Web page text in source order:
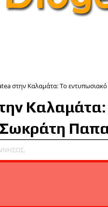
στην Καλαμάτα: Το